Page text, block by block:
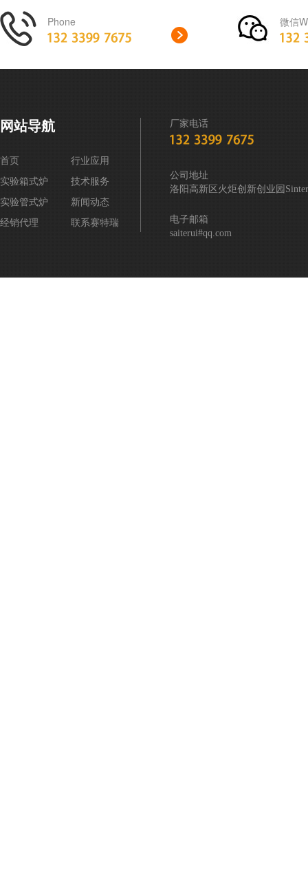
Phone 微信
网站导航
首页
行业应用
实验箱式炉
技术服务
实验管式炉
新闻动态
经销代理
联系赛特瑞
厂家电话
公司地址
洛阳高新区火炬创新创业园
电子邮箱
saiterui#qq.com